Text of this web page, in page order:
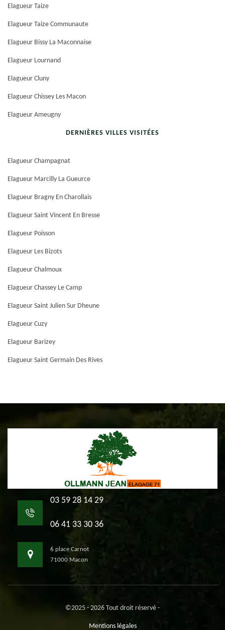
Elagueur Taize
Elagueur Taize Communaute
Elagueur Bissy La Maconnaise
Elagueur Lournand
Elagueur Cluny
Elagueur Chissey Les Macon
Elagueur Ameugny
DERNIÈRES VILLES VISITÉES
Elagueur Champagnat
Elagueur Marcilly La Gueurce
Elagueur Bragny En Charollais
Elagueur Saint Vincent En Bresse
Elagueur Poisson
Elagueur Les Bizots
Elagueur Chalmoux
Elagueur Chassey Le Camp
Elagueur Saint Julien Sur Dheune
Elagueur Cuzy
Elagueur Barizey
Elagueur Saint Germain Des Rives
03 59 28 14 29
06 41 33 30 36
6 place Carnot
71000 Macon
©2025 - 2026 Tout droit réservé -
Mentions légales